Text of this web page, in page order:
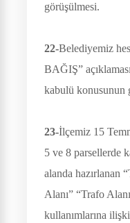
görüşülmesi.
22-Belediyemiz
BAĞIŞ”
kabulü konusunun
23-İlçemiz 15
5 ve 8 parsellerde
alanda hazırlanan
Alanı” “Trafo
kullanımlarına